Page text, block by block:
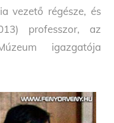
vezető régésze, és
professzor, az
igazgatója